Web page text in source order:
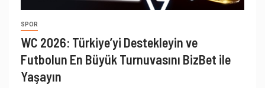
SPOR
WC 2026: Türkiye’yi Destekleyin ve
Futbolun En Büyük Turnuvasını BizBet ile
Yaşayın